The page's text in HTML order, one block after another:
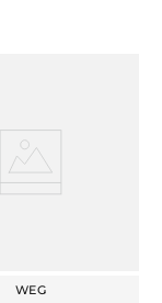
WEG